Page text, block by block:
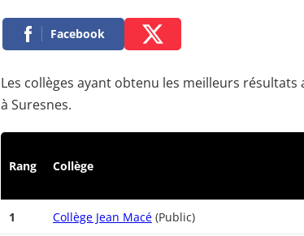
Facebook
Les collèges ayant obtenu les meilleurs
à Suresnes.
Rang Collège
1 Collège Jean Macé (Public)